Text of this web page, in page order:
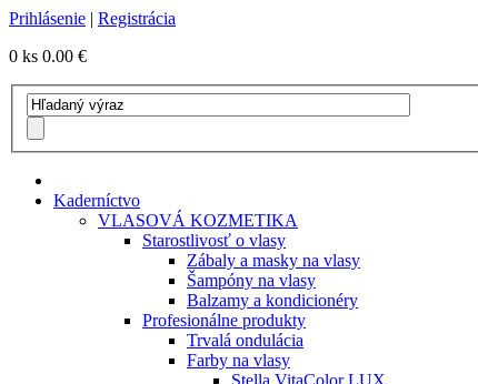
Prihlásenie | Registrácia
0 ks 0.00 €
Kaderníctvo
VLASOVÁ KOZMETIKA
Starostlivosť o vlasy
Zábaly a masky na vlasy
Šampóny na vlasy
Balzamy a kondicionéry
Profesionálne produkty
Trvalá ondulácia
Farby na vlasy
Stella VitaColor LUX